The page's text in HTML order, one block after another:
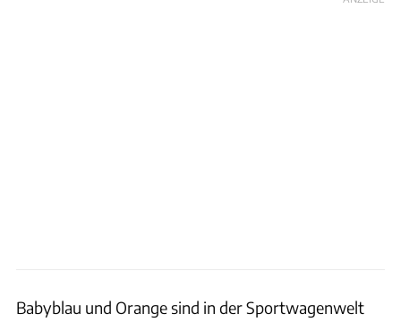
Babyblau und Orange sind in der Sportwagenwelt